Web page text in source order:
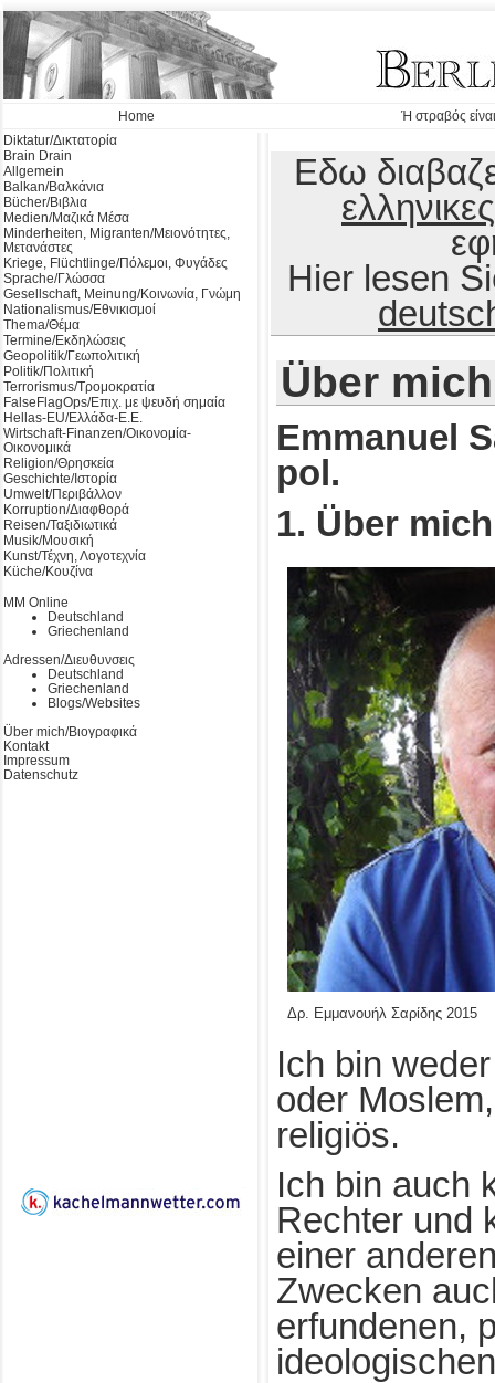
Home
Ή στραβός
Diktatur/Δικτατορία
Brain Drain
Allgemein
Balkan/Βαλκάνια
Bücher/Βιβλια
Medien/Μαζικά Μέσα
Minderheiten, Migranten/Μειονότητες,
Μετανάστες
Kriege, Flüchtlinge/Πόλεμοι, Φυγάδες
Sprache/Γλώσσα
Gesellschaft, Meinung/Κοινωνία, Γνώμη
Nationalismus/Εθνικισμοί
Thema/Θέμα
Termine/Εκδηλώσεις
Geopolitik/Γεωπολιτική
Politik/Πολιτική
Terrorismus/Τρομοκρατία
FalseFlagOps/Επιχ. με ψευδή σημαία
Hellas-EU/Ελλάδα-Ε.Ε.
Wirtschaft-Finanzen/Οικονομία-
Οικονομικά
Religion/Θρησκεία
Geschichte/Ιστορία
Umwelt/Περιβάλλον
Korruption/Διαφθορά
Reisen/Ταξιδιωτικά
Musik/Μουσική
Kunst/Τέχνη, Λογοτεχνία
Küche/Κουζίνα
MM Online
Deutschland
Griechenland
Adressen/Διευθυνσεις
Deutschland
Griechenland
Blogs/Websites
Über mich/Βιογραφικά
Kontakt
Impressum
Datenschutz
Εδω
ελληνικες
Hier lesen
Über
Emmanuel
pol.
1. Über mich
Δρ. Εμμανουήλ Σαρίδης 2015
Ich bin
oder
religiös.
Ich bin auch
Rechter und
einer
Zwecken
erfundenen,